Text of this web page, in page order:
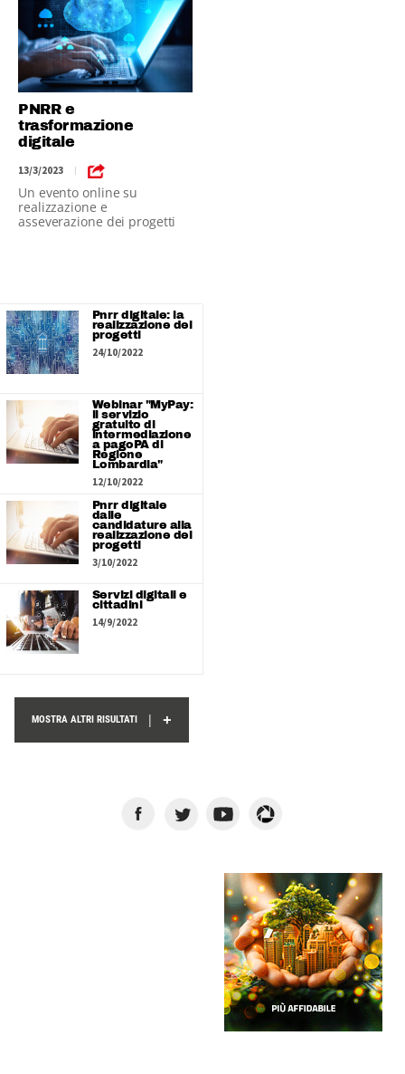
PNRR e
trasformazione
digitale
13/3/2023 |
Un evento online su
realizzazione e
asseverazione dei progetti
Pnrr digitale: la
realizzazione dei
progetti
24/10/2022
Webinar "MyPay:
il servizio
gratuito di
intermediazione
a pagoPA di
Regione
Lombardia"
12/10/2022
Pnrr digitale
dalle
candidature alla
realizzazione dei
progetti
3/10/2022
Servizi digitali e
cittadini
14/9/2022
MOSTRA ALTRI RISULTATI | +